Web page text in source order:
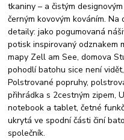
tkaniny – a čistým
černým kovovým kováním.
detaily: jako pogumovaná
potisk inspirovaný odznakem
mapy Zell am See, domova
pohodlí batohu sice není
Polstrované popruhy,
přihrádka s 2cestným zipem,
notebook a tablet, četné
ukrytá ve spodní části činí
společník.